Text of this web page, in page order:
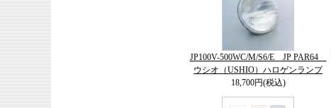
JP100V-500WC/M/S6/E JP PAR64
ウシオ（USHIO）ハロゲンランプ
18,700円(税込)